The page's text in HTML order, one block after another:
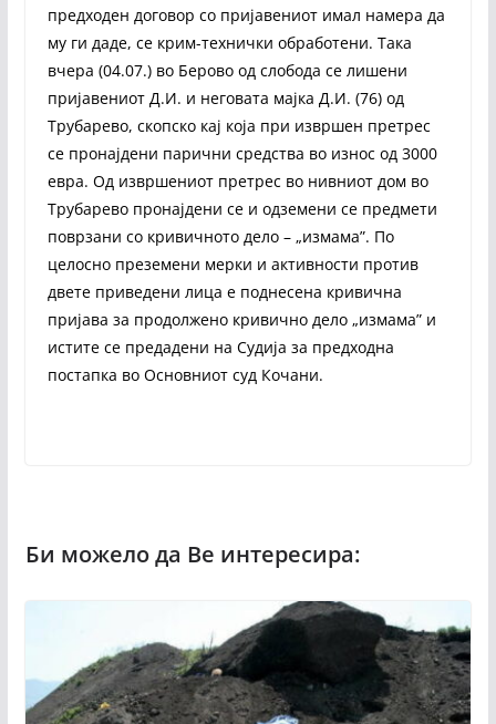
предходен договор со пријавениот имал намера да
му ги даде, се крим-технички обработени. Така
вчера (04.07.) во Берово од слобода се лишени
пријавениот Д.И. и неговата мајка Д.И. (76) од
Трубарево, скопско кај која при извршен претрес
се пронајдени парични средства во износ од 3000
евра. Од извршениот претрес во нивниот дом во
Трубарево пронајдени се и одземени се предмети
поврзани со кривичното дело – „измама”. По
целосно преземени мерки и активности против
двете приведени лица е поднесена кривична
пријава за продолжено кривично дело „измама” и
истите се предадени на Судија за предходна
постапка во Основниот суд Кочани.